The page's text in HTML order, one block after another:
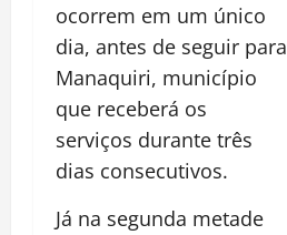
ocorrem em um único
dia, antes de seguir para
Manaquiri, município
que receberá os
serviços durante três
dias consecutivos.
Já na segunda metade